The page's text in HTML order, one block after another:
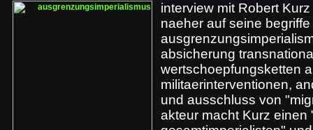
interview mit Robert
naeher auf seine
absicherung
wertschoepfungsketten
militaerinterventionen,
und ausschluss von
akteur macht Kurz einen